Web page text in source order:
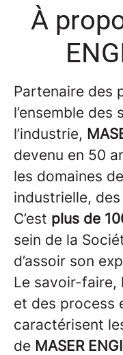
À
Partenaire des
l’ensemble des
l’industrie,
devenu en 50
les domaines
industrielle,
C’est plus de
sein de la
d’assoir son
Le savoir-faire,
et des process
caractérisent
de MASER